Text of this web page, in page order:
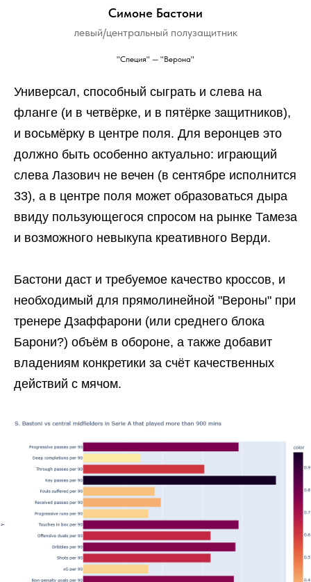
Симоне Бастони
левый/центральный полузащитник
"Специя" — "Верона"
Универсал, способный сыграть и слева на
фланге (и в четвёрке, и в пятёрке защитников),
и восьмёрку в центре поля. Для веронцев это
должно быть особенно актуально: играющий
слева Лазович не вечен (в сентябре исполнится
33), а в центре поля может образоваться дыра
ввиду пользующегося спросом на рынке Тамеза
и возможного невыкупа креативного Верди.
Бастони даст и требуемое качество кроссов, и
необходимый для прямолинейной "Вероны" при
тренере Дзаффарони (или среднего блока
Барони?) объём в обороне, а также добавит
владениям конкретики за счёт качественных
действий с мячом.